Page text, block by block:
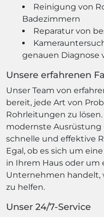
Reinigung von
Badezimmern
Reparatur von
genauen Diagnose
Unsere erfahrenen
Unser Team von
bereit, jede Art von
Rohrleitungen zu
modernste Ausrüstung
schnelle und effektive
Egal, ob es sich um
in Ihrem Haus oder
Unternehmen handelt,
zu helfen.
Unser 24/7-Service